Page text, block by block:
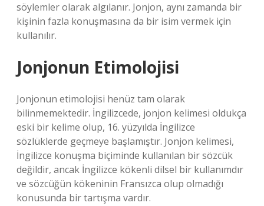
söylemler olarak algılanır. Jonjon, aynı zamanda bir
kişinin fazla konuşmasına da bir isim vermek için
kullanılır.
Jonjonun Etimolojisi
Jonjonun etimolojisi henüz tam olarak
bilinmemektedir. İngilizcede, jonjon kelimesi oldukça
eski bir kelime olup, 16. yüzyılda İngilizce
sözlüklerde geçmeye başlamıştır. Jonjon kelimesi,
İngilizce konuşma biçiminde kullanılan bir sözcük
değildir, ancak İngilizce kökenli dilsel bir kullanımdır
ve sözcüğün kökeninin Fransızca olup olmadığı
konusunda bir tartışma vardır.